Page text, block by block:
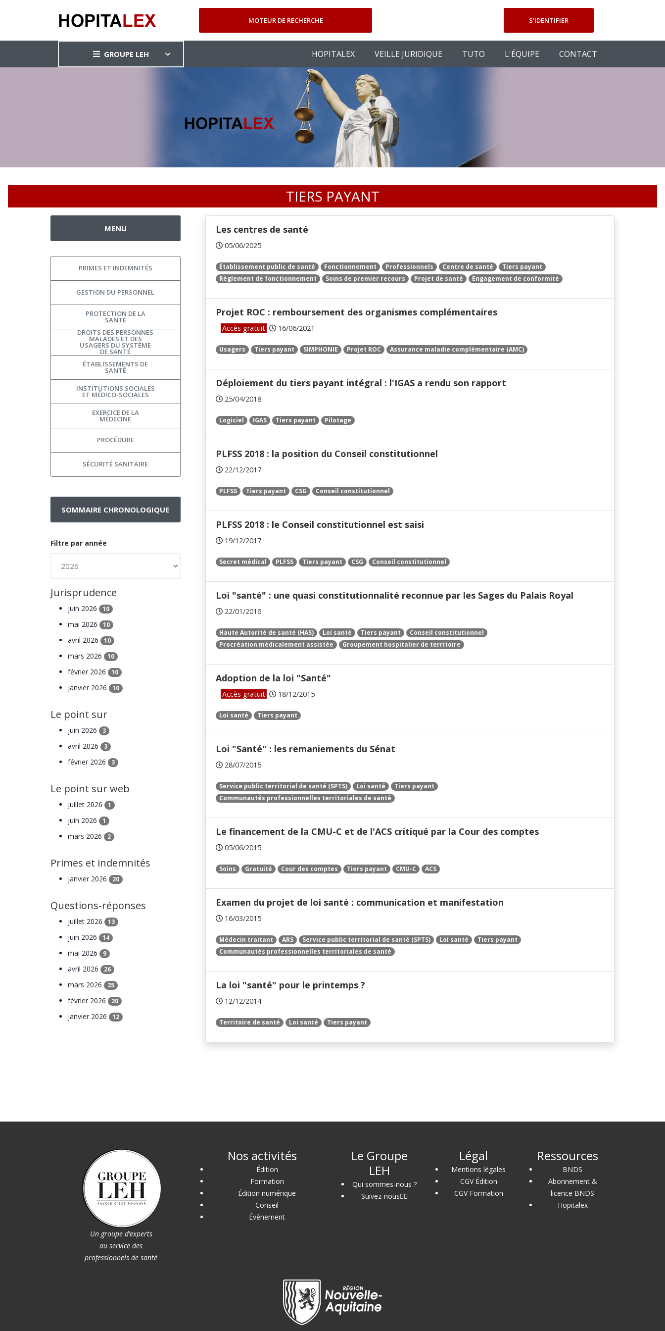
MOTEUR DE RECHERCHE S'IDENTIFIER
GROUPE LEH HOPITALEX VEILLE JURIDIQUE TUTO L'ÉQUIPE CONTACT
TIERS PAYANT
Les centres de santé
05/06/2025
Établissement public de santé Fonctionnement Professionnels Centre de santé
Tiers payant
Règlement de fonctionnement
Soins de premier recours Projet de santé Engagement de conformité
Projet ROC : remboursement des organismes complémentaires
Accès gratuit 16/06/2021
Usagers Tiers payant SIMPHONIE Projet ROC Assurance maladie complémentaire (AMC)
Déploiement du tiers payant intégral : l'IGAS a rendu son rapport
25/04/2018
Logiciel IGAS Tiers payant Pilotage
PLFSS 2018 : la position du Conseil constitutionnel
22/12/2017
PLFSS Tiers payant CSG Conseil constitutionnel
PLFSS 2018 : le Conseil constitutionnel est saisi
19/12/2017
Secret médical PLFSS Tiers payant CSG Conseil constitutionnel
Loi "santé" : une quasi constitutionnalité reconnue par les Sages du Palais Royal
22/01/2016
Haute Autorité de santé (HAS) Loi santé Tiers payant
Conseil constitutionnel
Procréation médicalement assistée
Groupement hospitalier de territoire
Adoption de la loi "Santé"
Accès gratuit 18/12/2015
Loi santé Tiers payant
Loi "Santé" : les remaniements du Sénat
28/07/2015
Service public territorial de santé (SPTS) Loi santé
Tiers payant
Communautés professionnelles territoriales de santé
Le financement de la CMU-C et de l'ACS critiqué par la Cour des comptes
05/06/2015
Soins Gratuité Cour des comptes Tiers payant CMU-C ACS
Examen du projet de loi santé : communication et manifestation
16/03/2015
Médecin traitant ARS Service public territorial de santé (SPTS) Loi santé
Tiers payant
Communautés professionnelles territoriales de santé
La loi "santé" pour le printemps ?
12/12/2014
Territoire de santé Loi santé Tiers payant
MENU
PRIMES ET INDEMNITÉS
GESTION DU PERSONNEL
PROTECTION DE LA
SANTÉ
DROITS DES PERSONNES
MALADES ET DES
USAGERS DU SYSTÈME
DE SANTÉ
ÉTABLISSEMENTS DE
SANTÉ
INSTITUTIONS SOCIALES
ET MÉDICO-SOCIALES
EXERCICE DE LA
MÉDECINE
PROCÉDURE
SÉCURITÉ SANITAIRE
SOMMAIRE CHRONOLOGIQUE
Filtre par année
Jurisprudence
juin 2026 10
mai 2026 10
avril 2026 10
mars 2026 10
février 2026 10
janvier 2026 10
Le point sur
juin 2026 3
avril 2026 3
février 2026 3
Le point sur web
juillet 2026 1
juin 2026 1
mars 2026 2
Primes et indemnités
janvier 2026 20
Questions-réponses
juillet 2026 13
juin 2026 14
mai 2026 9
avril 2026 26
mars 2026 25
février 2026 20
janvier 2026 12
Un groupe d’experts
au service des
professionnels de santé
Nos activités
Édition
Formation
Édition numérique
Conseil
Événement
Le Groupe
LEH
Qui sommes-nous ?
Suivez-nous
Légal
Mentions légales
CGV Édition
CGV Formation
Ressources
BNDS
Abonnement &
licence BNDS
Hopitalex